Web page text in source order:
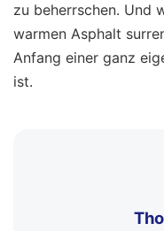
zu beherrschen. Und
warmen Asphalt
Anfang einer ganz
ist.